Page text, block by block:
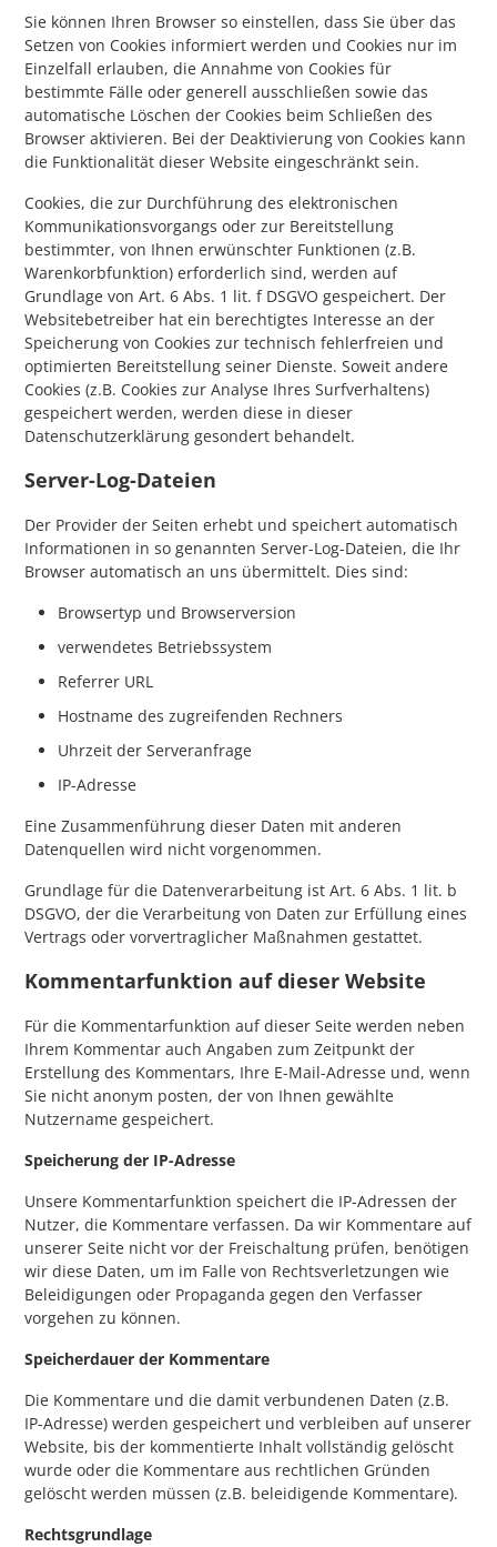
Sie können Ihren Browser so einstellen, dass Sie über das
Setzen von Cookies informiert werden und Cookies nur im
Einzelfall erlauben, die Annahme von Cookies für
bestimmte Fälle oder generell ausschließen sowie das
automatische Löschen der Cookies beim Schließen des
Browser aktivieren. Bei der Deaktivierung von Cookies kann
die Funktionalität dieser Website eingeschränkt sein.
Cookies, die zur Durchführung des elektronischen
Kommunikationsvorgangs oder zur Bereitstellung
bestimmter, von Ihnen erwünschter Funktionen (z.B.
Warenkorbfunktion) erforderlich sind, werden auf
Grundlage von Art. 6 Abs. 1 lit. f DSGVO gespeichert. Der
Websitebetreiber hat ein berechtigtes Interesse an der
Speicherung von Cookies zur technisch fehlerfreien und
optimierten Bereitstellung seiner Dienste. Soweit andere
Cookies (z.B. Cookies zur Analyse Ihres Surfverhaltens)
gespeichert werden, werden diese in dieser
Datenschutzerklärung gesondert behandelt.
Server-Log-Dateien
Der Provider der Seiten erhebt und speichert automatisch
Informationen in so genannten Server-Log-Dateien, die Ihr
Browser automatisch an uns übermittelt. Dies sind:
Browsertyp und Browserversion
verwendetes Betriebssystem
Referrer URL
Hostname des zugreifenden Rechners
Uhrzeit der Serveranfrage
IP-Adresse
Eine Zusammenführung dieser Daten mit anderen
Datenquellen wird nicht vorgenommen.
Grundlage für die Datenverarbeitung ist Art. 6 Abs. 1 lit. b
DSGVO, der die Verarbeitung von Daten zur Erfüllung eines
Vertrags oder vorvertraglicher Maßnahmen gestattet.
Kommentarfunktion auf dieser Website
Für die Kommentarfunktion auf dieser Seite werden neben
Ihrem Kommentar auch Angaben zum Zeitpunkt der
Erstellung des Kommentars, Ihre E-Mail-Adresse und, wenn
Sie nicht anonym posten, der von Ihnen gewählte
Nutzername gespeichert.
Speicherung der IP-Adresse
Unsere Kommentarfunktion speichert die IP-Adressen der
Nutzer, die Kommentare verfassen. Da wir Kommentare auf
unserer Seite nicht vor der Freischaltung prüfen, benötigen
wir diese Daten, um im Falle von Rechtsverletzungen wie
Beleidigungen oder Propaganda gegen den Verfasser
vorgehen zu können.
Speicherdauer der Kommentare
Die Kommentare und die damit verbundenen Daten (z.B.
IP-Adresse) werden gespeichert und verbleiben auf unserer
Website, bis der kommentierte Inhalt vollständig gelöscht
wurde oder die Kommentare aus rechtlichen Gründen
gelöscht werden müssen (z.B. beleidigende Kommentare).
Rechtsgrundlage